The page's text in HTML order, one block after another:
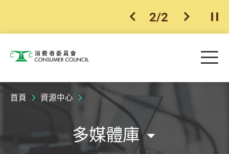
上一個
2/2 下一個開
消費者委員會 目
首頁 資源中心
多媒體庫